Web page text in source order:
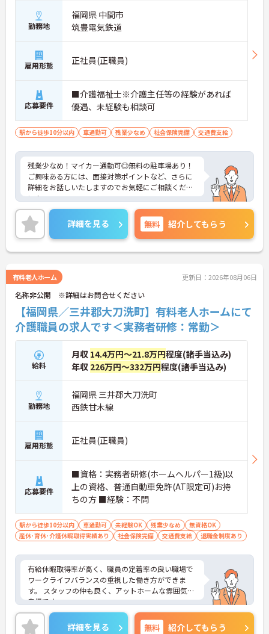
勤務地
福岡県 中間市
筑豊電気鉄道
雇用形態 正社員(正職員)
応募要件
■介護福祉士※介護主任等の経験があれば
優遇、未経験も相談可
駅から徒歩10分以内 車通勤可 残業少なめ 社会保険完備 交通費支給
残業少なめ！マイカー通勤可◎無料の駐車場あり！
ご興味ある方には、面接対策ポイントなど、さらに
詳細をお話しいたしますのでお気軽にご相談くださ
い！
詳細を見る 無料 紹介してもらう
有料老人ホーム 更新日：2026年08月06日
名称非公開 ※詳細はお問合せください
【福岡県／三井郡大刀洗町】有料老人ホームにて
介護職員の求人です＜実務者研修：常勤＞
給料
月収 14.4万円～21.8万円程度(諸手当込み)
年収 226万円～332万円程度(諸手当込み)
勤務地
福岡県 三井郡大刀洗町
西鉄甘木線
雇用形態 正社員(正職員)
応募要件
■資格：実務者研修(ホームヘルパー1級)以
上の資格、普通自動車免許(AT限定可)お持
ちの方 ■経験：不問
駅から徒歩10分以内 車通勤可 未経験OK 残業少なめ
無資格OK
産休･育休･介護休暇取得実績あり
社会保険完備 交通費支給 退職金制度あり
有給休暇取得率が高く、職員の定着率の良い職場で
ワークライフバランスの重視した働き方ができま
す。 スタッフの仲も良く、アットホームな雰囲気が
自慢です。
ご興味ある方には、面接対策ポイントなど、詳細を
お話しいたしますのでお気軽にご相談ください
詳細を見る 無料 紹介してもらう